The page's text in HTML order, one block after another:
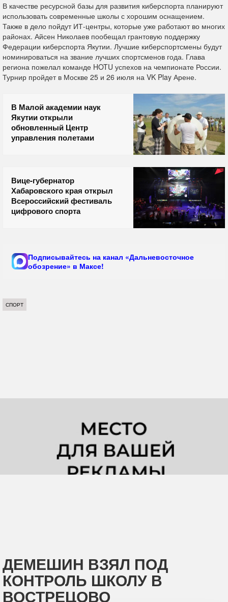
В качестве ресурсной базы для развития киберспорта планируют
использовать современные школы с хорошим оснащением.
Также в дело пойдут ИТ-центры, которые уже работают во многих
районах. Айсен Николаев пообещал грантовую поддержку
Федерации киберспорта Якутии. Лучшие киберспортсмены будут
номинироваться на звание лучших спортсменов года. Глава
региона пожелал команде HOTU успехов на чемпионате России.
Турнир пройдет в Москве 25 и 26 июля на VK Play Арене.
В Малой академии наук
Якутии открыли
обновленный Центр
управления полетами
Вице-губернатор
Хабаровского края открыл
Всероссийский фестиваль
цифрового спорта
Подписывайтесь на канал «Дальневосточное
обозрение» в Максе!
СПОРТ
ДЕМЕШИН ВЗЯЛ ПОД
КОНТРОЛЬ ШКОЛУ В
ВОСТРЕЦОВО